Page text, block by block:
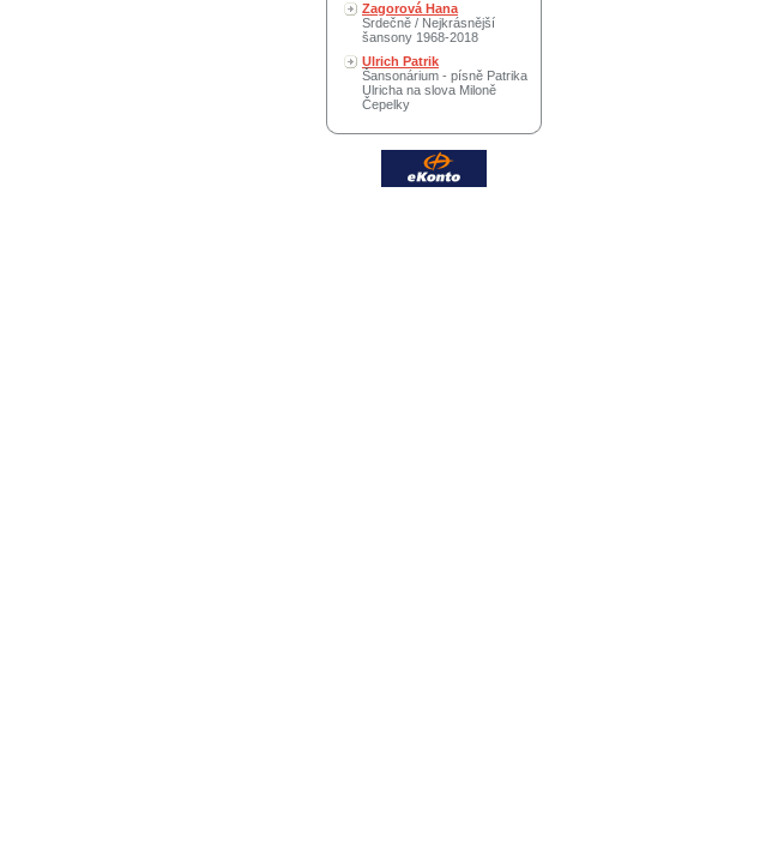
Zagorová Hana
Srdečně / Nejkrásnější
šansony 1968-2018
Ulrich Patrik
Šansonárium - písně Patrika
Ulricha na slova Miloně
Čepelky